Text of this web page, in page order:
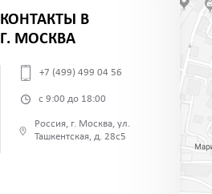
КОНТАКТЫ В
Г. МОСКВА
+7 (499) 499 04 56
с 9:00 до 18:00
Россия, г. Москва, ул.
Ташкентская, д. 28с5